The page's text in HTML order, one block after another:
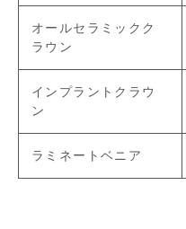
オールセラミックク
ラウン
インプラントクラウ
ン
ラミネートベニア